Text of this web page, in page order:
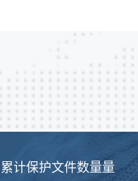
累计保护文件数量量